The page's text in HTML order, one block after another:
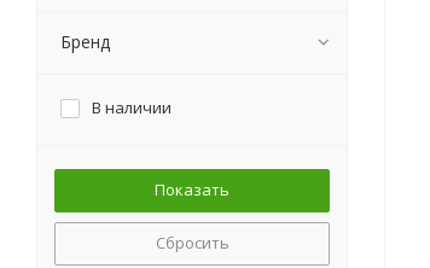
Бренд
В наличии
Сбросить